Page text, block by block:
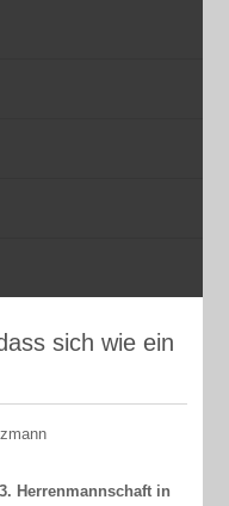
sich wie ein
Herrenmannschaft in